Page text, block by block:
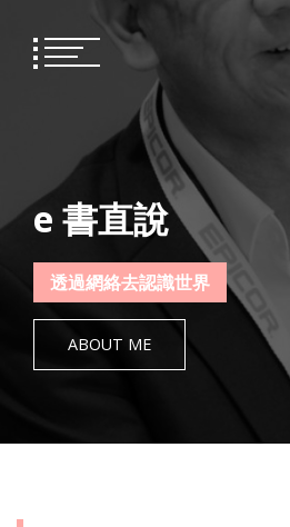
content
e 書直說
透過網絡去認識世界
ABOUT ME